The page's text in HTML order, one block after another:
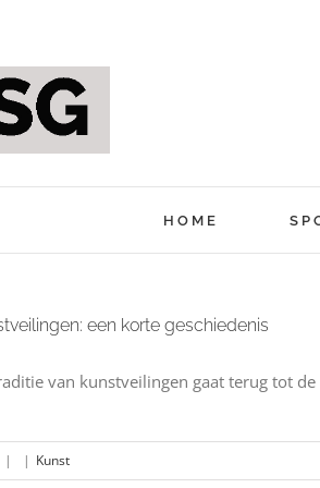
HOME
een korte geschiedenis
van kunstveilingen gaat terug tot
| | Kunst